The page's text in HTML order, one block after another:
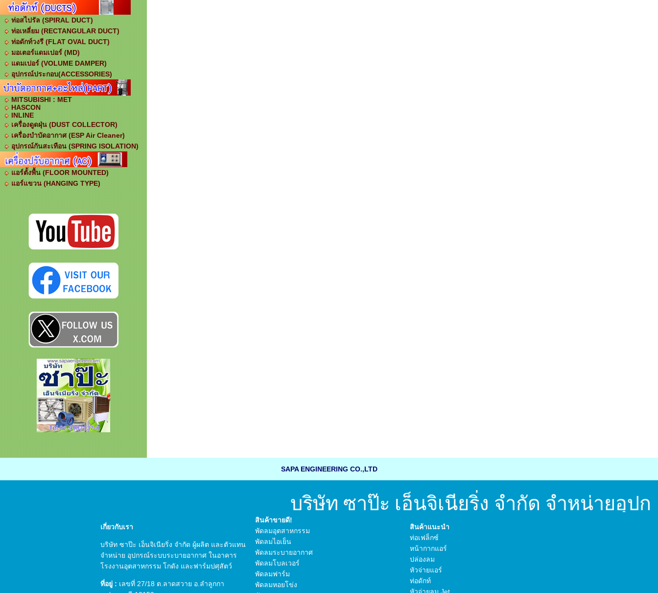
ท่อสไปรัล (SPIRAL DUCT)
ท่อเหลี่ยม (RECTANGULAR DUCT)
ท่อดักท์วงรี (FLAT OVAL DUCT)
มอเตอร์แดมเปอร์ (MD)
แดมเปอร์ (VOLUME DAMPER)
อุปกรณ์ประกอบ(ACCESSORIES)
MITSUBISHI : MET
HASCON
INLINE
เครื่องดูดฝุ่น (DUST COLLECTOR)
เครื่องบำบัดอากาศ (ESP Air Cleaner)
อุปกรณ์กันสะเทือน (SPRING ISOLATION)
แอร์ตั้งพื้น (FLOOR MOUNTED)
แอร์แขวน (HANGING TYPE)
SAPA ENGINEERING CO.,LTD
บริษัท ซาป๊ะ เอ็นจิเนียริ่ง จำกัด จำหน่ายอุปกร
เกี่ยวกับเรา
บริษัท ซาป๊ะ เอ็นจิเนียริ่ง จำกัด ผู้ผลิต และตัวแทน
จำหน่าย อุปกรณ์ระบบระบายอากาศ ในอาคาร
โรงงานอุตสาหกรรม โกดัง และฟาร์มปศุสัตว์
ที่อยู่ : เลขที่ 27/18 ต.ลาดสวาย อ.ลำลูกกา
สินค้าขายดี!
พัดลมอุตสาหกรรม
พัดลมไอเย็น
พัดลมระบายอากาศ
พัดลมโบลเวอร์
พัดลมฟาร์ม
พัดลมหอยโข่ง
สินค้าแนะนำ
ท่อเฟล็กซ์
หน้ากากแอร์
ปล่องลม
หัวจ่ายแอร์
ท่อดักท์